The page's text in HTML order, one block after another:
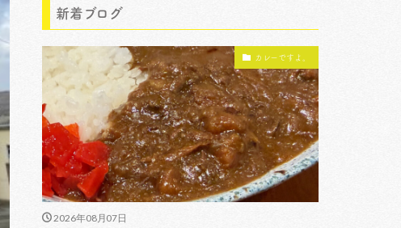
新着ブログ
カレーですよ。
2026年08月07日